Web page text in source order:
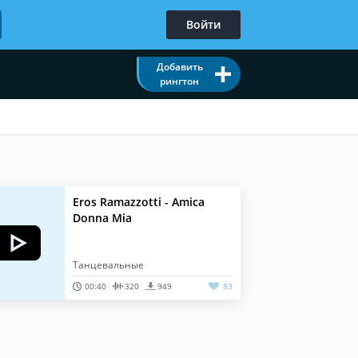
Войти
Добавить
рингтон
Eros Ramazzotti - Amica
Donna Mia
Танцевальные
00:40 320 949 83